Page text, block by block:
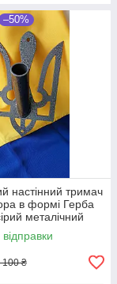
–50%
настінний тримач
в формі Герба
металічний
флагшток в формі
см
100 ₴